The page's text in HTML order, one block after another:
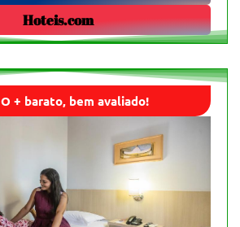
Hoteis.com
O + barato, bem avaliado!